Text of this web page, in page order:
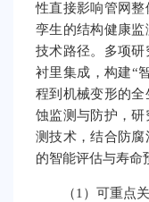
性直接影响管网
孪生的结构健康
技术路径。多项
衬里集成，构建“
程到机械变形的
蚀监测与防护，
测技术，结合防
的智能评估与寿命
（1）可重点